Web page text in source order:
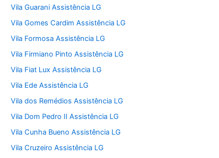
Vila Guarani Assistência LG
Vila Gomes Cardim Assistência LG
Vila Formosa Assistência LG
Vila Firmiano Pinto Assistência LG
Vila Fiat Lux Assistência LG
Vila Ede Assistência LG
Vila dos Remédios Assistência LG
Vila Dom Pedro II Assistência LG
Vila Cunha Bueno Assistência LG
Vila Cruzeiro Assistência LG